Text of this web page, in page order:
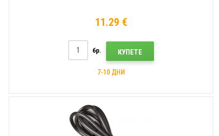
11.29 €
бр. КУПЕТЕ
7-10 ДНИ